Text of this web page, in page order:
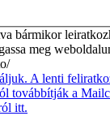
bármikor
meg
A lenti
továbbítják a
itt.